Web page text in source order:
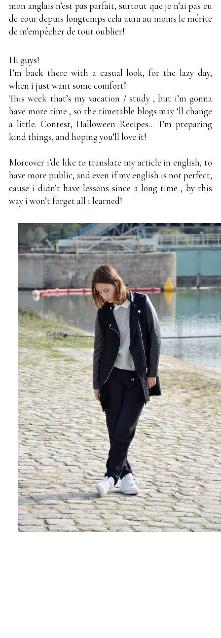
mon anglais n’est pas parfait, surtout que je n’ai pas eu
de cour depuis longtemps cela aura au moins le mérite
de m’empêcher de tout oublier!
Hi guys!
I’m back there with a casual look, for the lazy day,
when i just want some comfort!
This week that’s my vacation / study , but i’m gonna
have more time , so the timetable blogs may ‘ll change
a little. Contest, Halloween Recipes… I’m preparing
kind things, and hoping you’ll love it!
Moreover i’de like to translate my article in english, to
have more public, and even if my english is not perfect,
cause i didn’t have lessons since a long time , by this
way i won’t forget all i learned!